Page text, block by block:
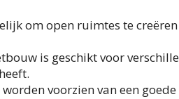
om open ruimtes te
is geschikt voor
voorzien van een